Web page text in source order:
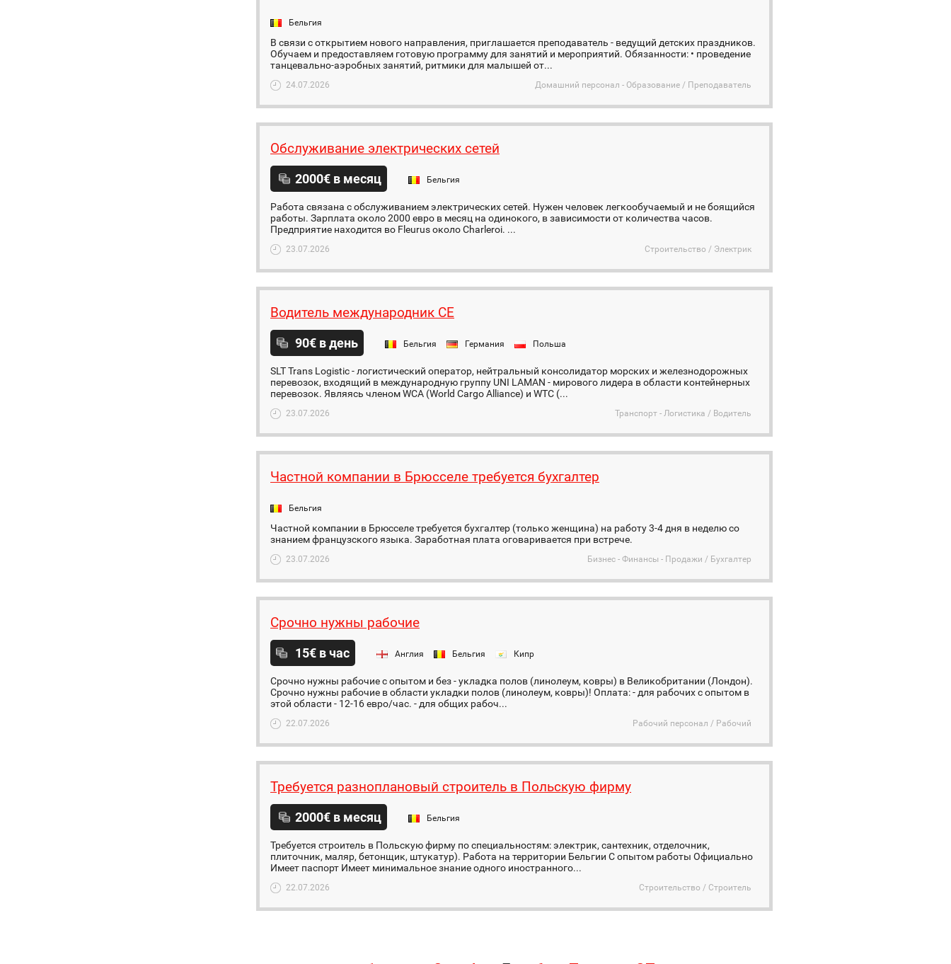
Бельгия
В связи с открытием нового направления, приглашается преподаватель - ведущий детских праздников.
Обучаем и предоставляем готовую программу для занятий и мероприятий. Обязанности: • проведение
танцевально-аэробных занятий, ритмики для малышей от...
24.07.2026 Домашний персонал - Образование / Преподаватель
Обслуживание электрических сетей
2000€ в месяц Бельгия
Работа связана с обслуживанием электрических сетей. Нужен человек легкообучаемый и не боящийся
работы. Зарплата около 2000 евро в месяц на одинокого, в зависимости от количества часов.
Предприятие находится во Fleurus около Charleroi. ...
23.07.2026 Строительство / Электрик
Водитель международник СЕ
90€ в день Бельгия Германия Польша
SLT Trans Logistic - логистический оператор, нейтральный консолидатор морских и железнодорожных
перевозок, входящий в международную группу UNI LAMAN - мирового лидера в области контейнерных
перевозок. Являясь членом WCA (World Cargo Alliance) и WTC (...
23.07.2026 Транспорт - Логистика / Водитель
Частной компании в Брюсселе требуется бухгалтер
Бельгия
Частной компании в Брюсселе требуется бухгалтер (только женщина) на работу 3-4 дня в неделю со
знанием французского языка. Заработная плата оговаривается при встрече.
23.07.2026 Бизнес - Финансы - Продажи / Бухгалтер
Срочно нужны рабочие
15€ в час Англия Бельгия Кипр
Срочно нужны рабочие с опытом и без - укладка полов (линолеум, ковры) в Великобритании (Лондон).
Срочно нужны рабочие в области укладки полов (линолеум, ковры)! Оплата: - для рабочих с опытом в
этой области - 12-16 евро/час. - для общих рабоч...
22.07.2026 Рабочий персонал / Рабочий
Требуется разноплановый строитель в Польскую фирму
2000€ в месяц Бельгия
Требуется строитель в Польскую фирму по специальностям: электрик, сантехник, отделочник,
плиточник, маляр, бетонщик, штукатур). Работа на территории Бельгии С опытом работы Официально
Имеет паспорт Имеет минимальное знание одного иностранного...
22.07.2026 Строительство / Строитель